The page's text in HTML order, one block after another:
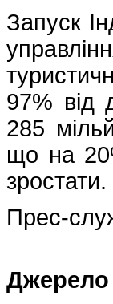
Запуск
97% від
285
що на
Прес-
Джерело